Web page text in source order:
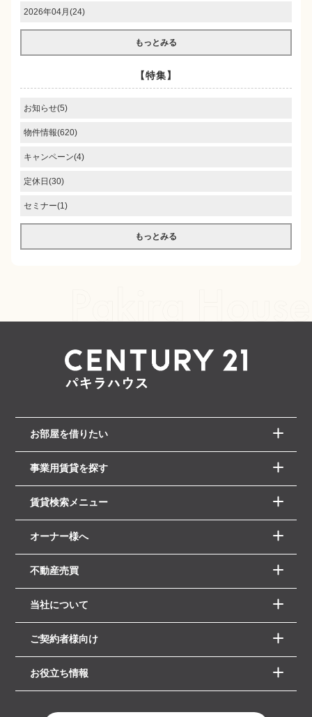
2026年04月(24)
もっとみる
【特集】
お知らせ(5)
物件情報(620)
キャンペーン(4)
定休日(30)
セミナー(1)
もっとみる
お部屋を借りたい
事業用賃貸を探す
賃貸検索メニュー
オーナー様へ
不動産売買
当社について
ご契約者様向け
お役立ち情報